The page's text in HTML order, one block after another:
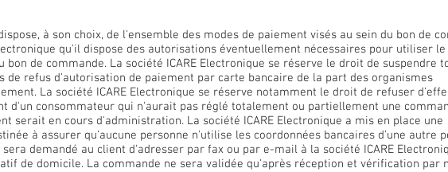
à son choix, de l'ensemble des modes de paiement visés au sein du bon de
qu'il dispose des autorisations éventuellement nécessaires pour utiliser le
de commande. La société ICARE Electronique se réserve le droit de suspendre
de refus d'autorisation de paiement par carte bancaire de la part des organismes
La société ICARE Electronique se réserve notamment le droit de refuser
d'un consommateur qui n'aurait pas réglé totalement ou partiellement une
serait en cours d'administration. La société ICARE Electronique a mis en place une
à assurer qu'aucune personne n'utilise les coordonnées bancaires d'une autre
demandé au client d'adresser par fax ou par e-mail à la société ICARE
de domicile. La commande ne sera validée qu'après réception et vérification par